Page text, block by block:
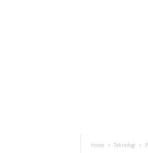
Home Teknologi